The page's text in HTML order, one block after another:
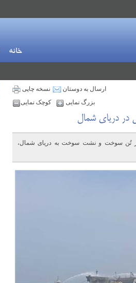
خانه
نسخه چاپی
ارسال به دوستان
بزرگ نمایی
کوچک نمایی
در دریای شمال
تُن سوخت و نشت سوخت به دریای شمال،